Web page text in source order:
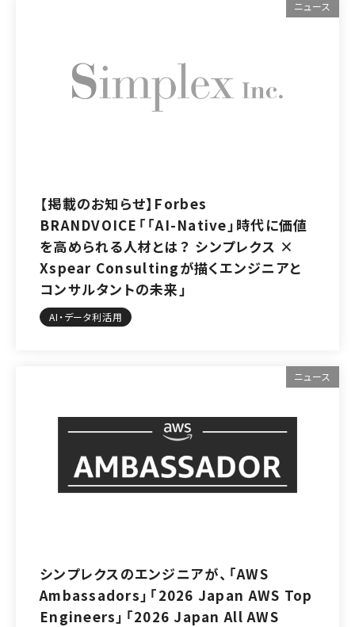
ニュース
【掲載のお知らせ】Forbes
BRANDVOICE「「AI-Native」時代に価値
を高められる人材とは？ シンプレクス ×
Xspear Consultingが描くエンジニアと
コンサルタントの未来」
AI・データ利活用
ニュース
シンプレクスのエンジニアが、「AWS
Ambassadors」「2026 Japan AWS Top
Engineers」「2026 Japan All AWS